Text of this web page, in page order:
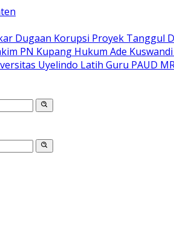
Dugaan Korupsi Proyek Tanggul
PN Kupang Hukum Ade
Uyelindo Latih Guru PAUD